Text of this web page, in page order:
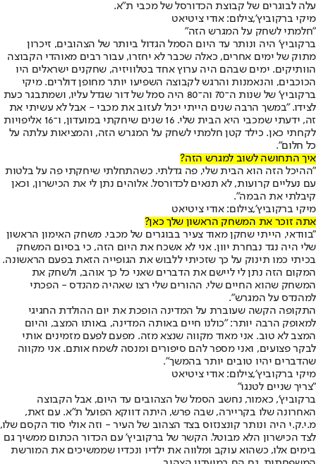
עלה לבוגרים של קבוצת הכדורסל של מכבי ת"א.
מיקי ברקוביץ',צילום: אודי ציטיאט
"חלמתי לשחק על המגרש הזה"
ברקוביץ' היה ונותר עד היום הסמל הגדול ביותר של הצהובים, זיכרון
מתוק של ימים אחרים, כאלה שכבר לא יחזרו, עבור רבים מאוהדי הקבוצה
הוותיקים. ימים שבהם היה ערוץ אחד בטלוויזיה, שחקנים ישראלים היו
הכוכבים, והנאמנות והרגש לקבוצה השפיעו יותר מחופן דולרים. מיקי
ברקוביץ' של שנות ה־70 וה־80 היה סמל של דור שגדל עליו, ושמתבגר כעת
לצידו. "במשך הרבה שנים הייתי יכול לעזוב את מכבי - אבל לא עשיתי את
זה, ידעתי שמכבי היא הבית שלי. 16 שנים שיחקתי במועדון, ו־16 אליפויות
לקחתי כאן. כילד קטן חלמתי לשחק על המגרש הזה, והמציאות עלתה על
כל חלום".
איך התחושה לשוב למגרש הזה?
"ההיכל הזה הוא הבית שלי, פה גדלתי. כשהתחלתי שיחקתי פה על בלטות
עם נעליים קרועות, לא תנאים לכדורסל. אלוהים נתן לי את הכישרון, וכאן
קיבלתי את הבמה".
מיקי ברקוביץ',צילום: אודי ציטיאט
אתה זוכר את המשחק הראשון שלך כאן?
"בוודאי, הייתי שחקן מאוד צעיר בבוגרים של מכבי. משחק האימון הראשון
שלי היה נגד נבחרת יוון. אני לא אשכח את היום הזה, כי בסיום המשחק
בכיתי כמו תינוק על כך שזכיתי ללבוש את הגופייה הזאת בפעם הראשונה.
המקום הזה נתן לי ליישם את הדברים שאני כל כך אוהב, ולשחק את
המשחק שהוא החיים שלי. ההורים שלי רצו שאהיה מהנדס - הפכתי
למהנדס על המגרש".
התקופה הקשה שעוברת על המדינה הופכת את יום ההולדת החגיגי
למאופק הרבה יותר: "כולנו חיים באותה המדינה, באותו המצב, והיום
המצב לא טוב. אני מאוד מקווה שנצא מזה. מפעם לפעם מזמינים אותי
לבקר פצועים, ואני מספר להם סיפורים ומנסה לשמח אותם. אני מקווה
שהדברים יהיו טובים יותר בהמשך".
מיקי ברקוביץ',צילום: אודי ציטיאט
"צריך שניים לטנגו"
ברקוביץ', כאמור, נחשב הסמל של הצהובים עד היום, אבל הקבוצה
האחרונה שלו בקריירה, שבה פרש, היתה דווקא הפועל ת"א. עם זאת,
מ.י.ק.י היה ונותר קונצנזוס בצד הצהוב של העיר - וזה אולי סוד הקסם שלו,
לצד הכישרון הלא מבוטל. הקשר של ברקוביץ' עם הכדור הכתום ממשיך גם
בימים אלו, כשהוא עוקב ומלווה את ילדיו ונכדיו שממשיכים את המורשת